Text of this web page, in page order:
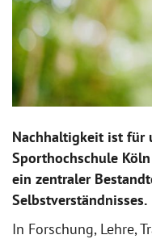
Nachhaltigkeit ist für
Sporthochschule
ein zentraler
Selbstverständnisses.
In Forschung, Lehre,